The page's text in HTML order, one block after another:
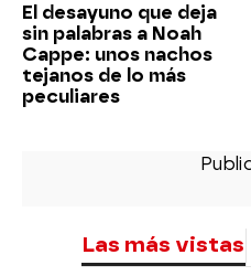
El desayuno que deja
sin palabras a Noah
Cappe: unos nachos
tejanos de lo más
peculiares
Las más vistas